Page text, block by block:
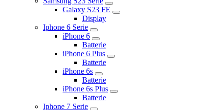
Galaxy S23 FE
Display
Iphone 6 Serie
iPhone 6
Batterie
iPhone 6 Plus
Batterie
iPhone 6s
Batterie
iPhone 6s Plus
Batterie
Iphone 7 Serie